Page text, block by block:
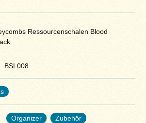
Ressourcenschalen Blood
BSL008
Organizer Zubehör